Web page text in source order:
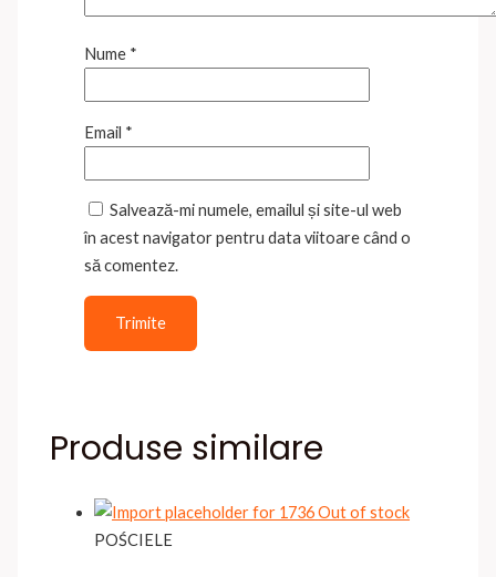
Nume *
Email *
Salvează-mi numele, emailul și site-ul web
în acest navigator pentru data viitoare când o
să comentez.
Produse similare
Out of stock
POŚCIELE